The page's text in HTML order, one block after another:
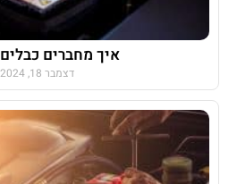
איך מחברים
דצמבר 18, 2024